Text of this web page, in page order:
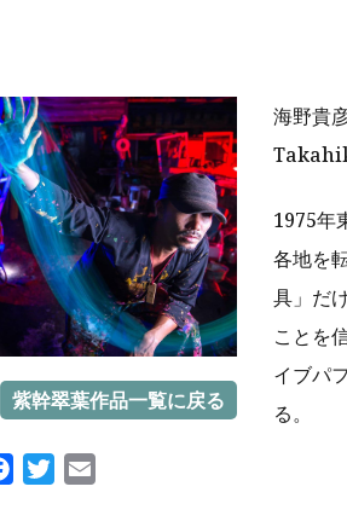
紫幹翠葉作品一覧に戻る
海野貴
1975年
各地を
具」だ
ことを
イブパ
る。
FacebookTwitter